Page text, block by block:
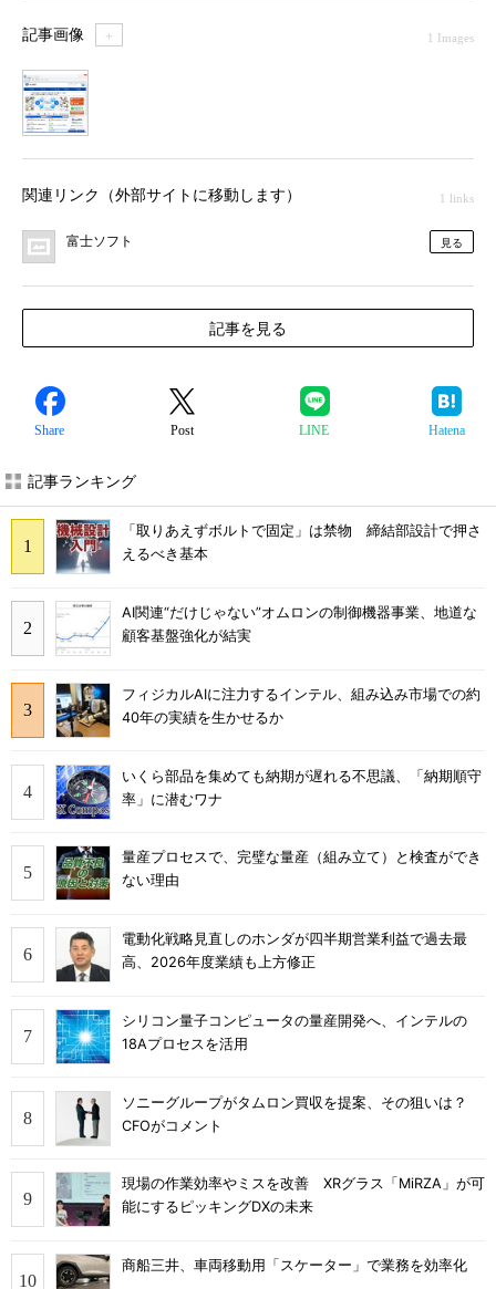
記事画像 ＋ 1 Images
関連リンク（外部サイトに移動します） 1 links
富士ソフト 見る
記事を見る
Share Post LINE Hatena
記事ランキング
「取りあえずボルトで固定」は禁物 締結部設計で押さ
えるべき基本
AI関連“だけじゃない”オムロンの制御機器事業、地道な
顧客基盤強化が結実
フィジカルAIに注力するインテル、組み込み市場での約
40年の実績を生かせるか
いくら部品を集めても納期が遅れる不思議、「納期順守
率」に潜むワナ
量産プロセスで、完璧な量産（組み立て）と検査ができ
ない理由
電動化戦略見直しのホンダが四半期営業利益で過去最
高、2026年度業績も上方修正
シリコン量子コンピュータの量産開発へ、インテルの
18Aプロセスを活用
ソニーグループがタムロン買収を提案、その狙いは？
CFOがコメント
現場の作業効率やミスを改善 XRグラス「MiRZA」が可
能にするピッキングDXの未来
商船三井、車両移動用「スケーター」で業務を効率化